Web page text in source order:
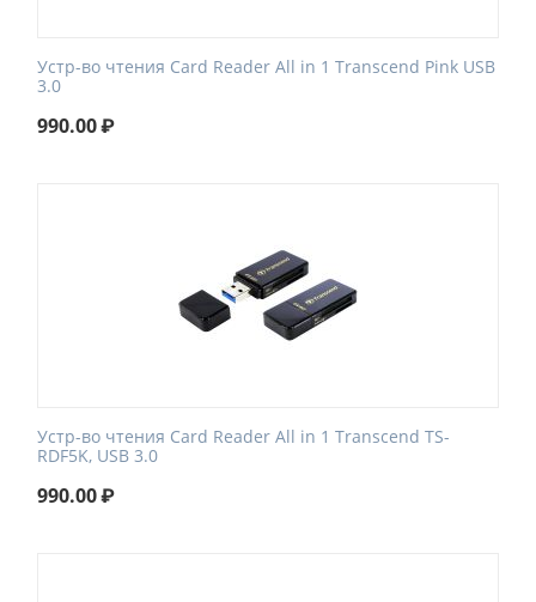
Устр-во чтения Card Reader All in 1 Transcend Pink USB
3.0
990.00₽
Устр-во чтения Card Reader All in 1 Transcend TS-
RDF5K, USB 3.0
990.00₽